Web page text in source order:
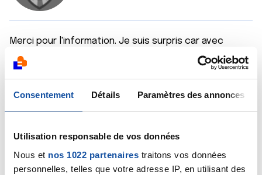
Consentement Détails Paramètres des annonces
Utilisation responsable de vos données
Nous et nos 1022 partenaires traitons vos données
personnelles, telles que votre adresse IP, en utilisant des
Merci pour l'information. Je suis surpris car avec
l'ablation des cordes vocales, la trachéo amène
directement l'air extérieur aux poumons qui peuvent
être directement affectés.